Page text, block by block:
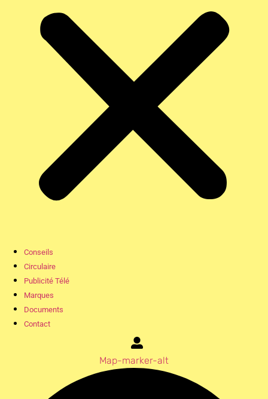
Conseils
Circulaire
Publicité Télé
Marques
Documents
Contact
Map-marker-alt